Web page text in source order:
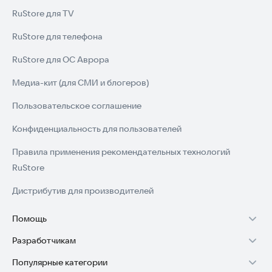
🔄 Примечание:
расширенные инструменты редактирования. Следите за
помощью искусственного интеллекта, дополнительные
сегодня.
RuStore для TV
RuStore для телефона
RuStore для ОС Аврора
Медиа-кит (для СМИ и блогеров)
Пользовательское соглашение
Конфиденциальность для пользователей
Правила применения рекомендательных технологий
RuStore
Дистрибутив для производителей
Помощь
Установка RuStore на TV
Установка RuStore на телефон
Разработчикам
Зарабатывать с RuStore
Популярные категории